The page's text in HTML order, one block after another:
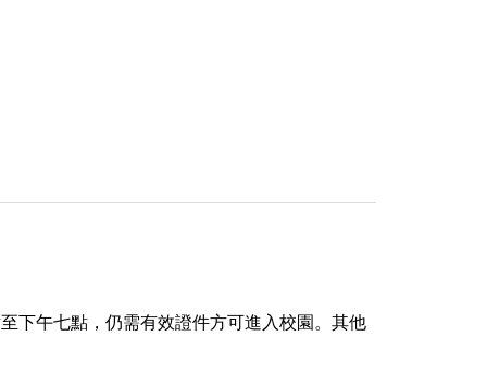
下午七點，仍需有效證件方可進入校園。其他